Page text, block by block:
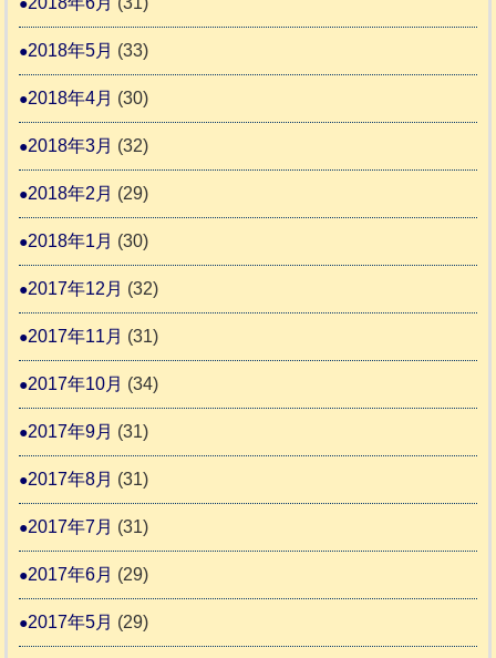
2018年5月 (33)
2018年4月 (30)
2018年3月 (32)
2018年2月 (29)
2018年1月 (30)
2017年12月 (32)
2017年11月 (31)
2017年10月 (34)
2017年9月 (31)
2017年8月 (31)
2017年7月 (31)
2017年6月 (29)
2017年5月 (29)